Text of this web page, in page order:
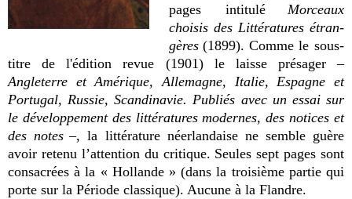
pages intitulé
Morceaux
choisis des Littératures étran-
gères (1899). Comme le sous-
titre de l'édition revue (1901) le laisse présager –
Angleterre et Amérique, Allemagne, Italie, Espagne et
Portugal, Russie, Scandinavie. Publiés avec un essai sur
le développement des littératures modernes, des notices et
des notes –, la littérature néerlandaise ne semble guère
avoir retenu l’attention du critique. Seules sept pages sont
consacrées à la « Hollande » (dans la troisièmepartie qui
porte sur la Période classique). Aucune à la Flandre.